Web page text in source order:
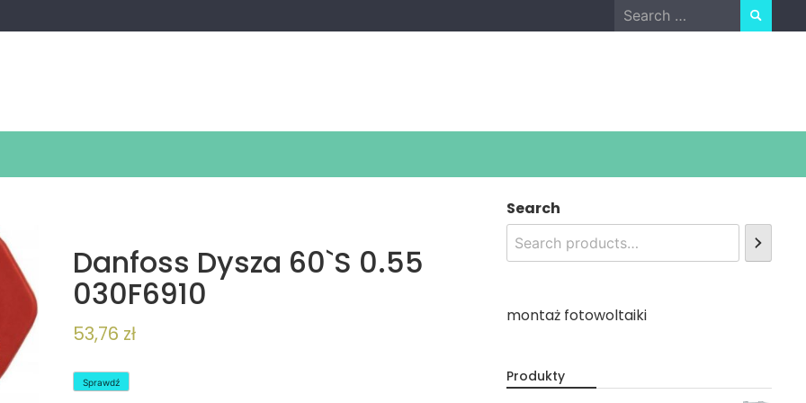
Search
for:
Danfoss Dysza 60`S 0.55
030F6910
53,76 zł
Sprawdź
Search
montaż fotowoltaiki
Produkty